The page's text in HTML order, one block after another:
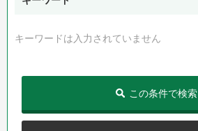
キーワードは入力されていません
この条件で検索